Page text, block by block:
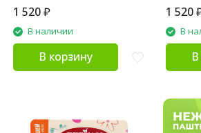
1 520₽
В наличии
В корзину
1 520
В